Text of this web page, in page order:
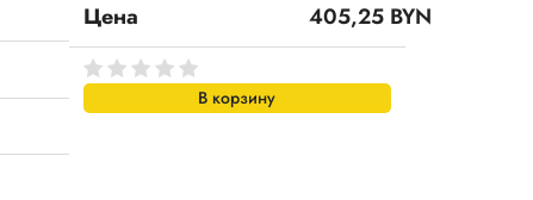
Цена 405,25 BYN
В корзину